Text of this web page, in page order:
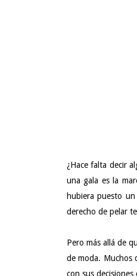
¿Hace falta decir
una gala es la
hubiera puesto
derecho de pelar
Pero más allá de
de moda. Muchos
con sus decisiones